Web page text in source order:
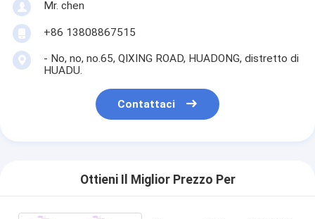
Mr. chen
+86 13808867515
- No, no, no.65, QIXING ROAD, HUADONG, distretto di
HUADU.
Contattaci
Ottieni Il Miglior Prezzo Per